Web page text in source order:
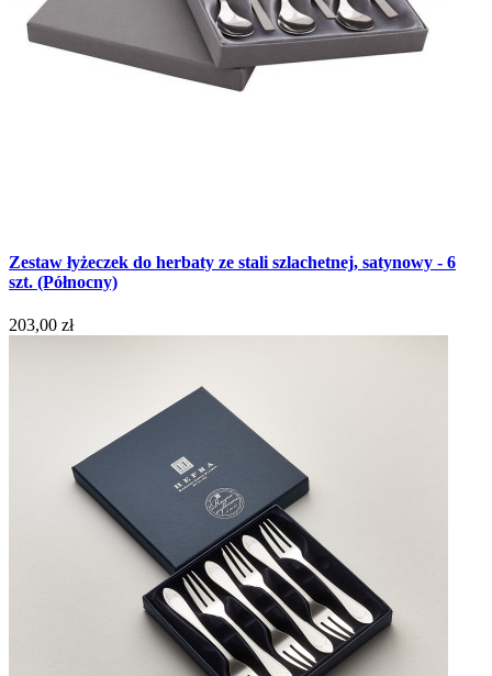
Zestaw łyżeczek do herbaty ze stali szlachetnej, satynowy - 6
szt. (Północny)
203,00 zł